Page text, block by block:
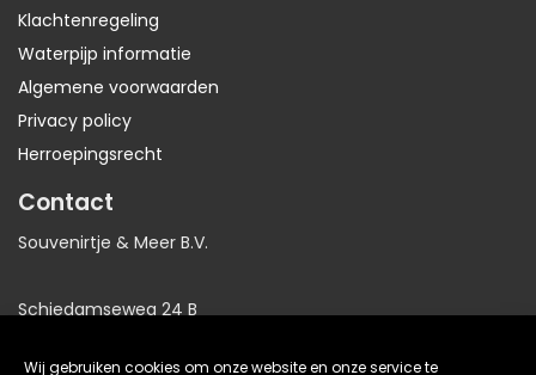
Wij gebruiken cookies om onze website en onze service te
Klachtenregeling
Waterpijp informatie
Algemene voorwaarden
Privacy policy
Herroepingsrecht
Contact
Souvenirtje & Meer B.V.
Schiedamseweg 24 B